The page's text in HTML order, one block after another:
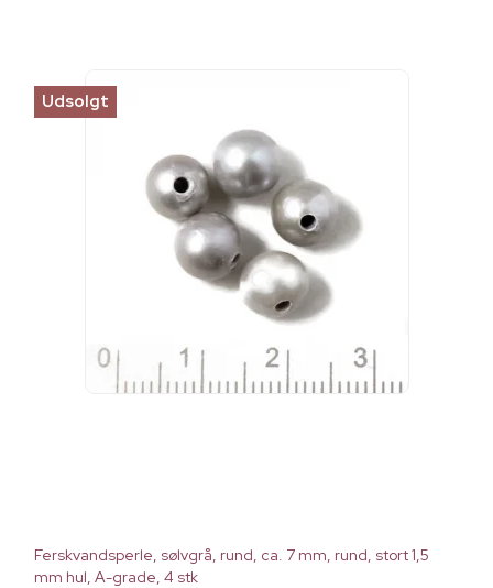
Udsolgt
Ferskvandsperle, sølvgrå, rund, ca. 7 mm, rund, stort 1,5
mm hul, A-grade, 4 stk